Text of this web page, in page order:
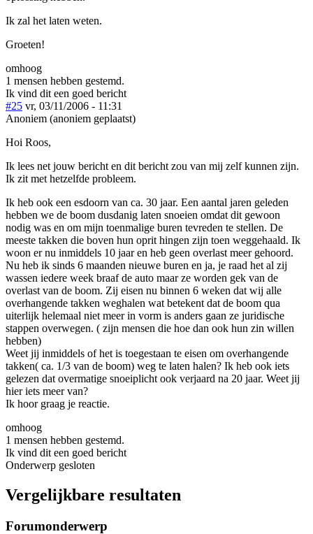
Ik zal het laten weten.
Groeten!
omhoog
1 mensen hebben gestemd.
Ik vind dit een goed bericht
#25 vr, 03/11/2006 - 11:31
Anoniem (anoniem geplaatst)
Hoi Roos,
Ik lees net jouw bericht en dit bericht zou van mij zelf kunnen zijn.
Ik zit met hetzelfde probleem.
Ik heb ook een esdoorn van ca. 30 jaar. Een aantal jaren geleden
hebben we de boom dusdanig laten snoeien omdat dit gewoon
nodig was en om mijn toenmalige buren tevreden te stellen. De
meeste takken die boven hun oprit hingen zijn toen weggehaald. Ik
woon er nu inmiddels 10 jaar en heb geen overlast meer gehoord.
Nu heb ik sinds 6 maanden nieuwe buren en ja, je raad het al zij
wassen iedere week braaf de auto maar ze worden gek van de
overlast van de boom. Zij eisen nu binnen 6 weken dat wij alle
overhangende takken weghalen wat betekent dat de boom qua
uiterlijk helemaal niet meer in vorm is anders gaan ze juridische
stappen overwegen. ( zijn mensen die hoe dan ook hun zin willen
hebben)
Weet jij inmiddels of het is toegestaan te eisen om overhangende
takken( ca. 1/3 van de boom) weg te laten halen? Ik heb ook iets
gelezen dat overmatige snoeiplicht ook verjaard na 20 jaar. Weet jij
hier iets meer van?
Ik hoor graag je reactie.
omhoog
1 mensen hebben gestemd.
Ik vind dit een goed bericht
Onderwerp gesloten
Vergelijkbare resultaten
Forumonderwerp